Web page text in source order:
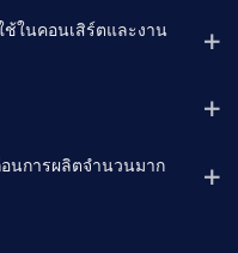
ช้ในคอนเสิร์ตและงาน
นการผลิตจำนวนมาก